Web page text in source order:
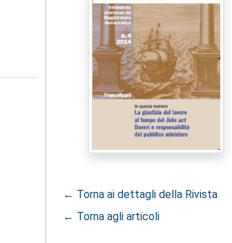
← Torna ai dettagli della Rivista
← Torna agli articoli